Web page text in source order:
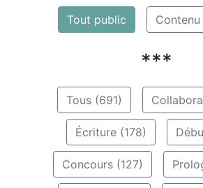
Tout public
***
Tous (691)
Écriture (178)
Concours (127)